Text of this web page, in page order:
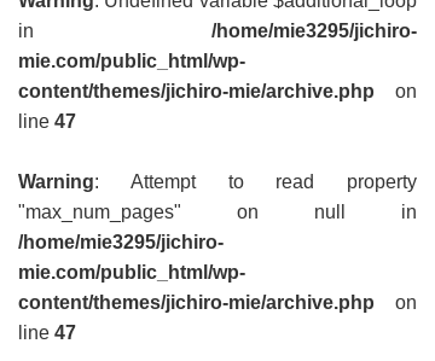
in /home/mie3295/jichiro-
mie.com/public_html/wp-
content/themes/jichiro-mie/archive.php on
line 47
Warning: Attempt to read property
"max_num_pages" on null in
/home/mie3295/jichiro-
mie.com/public_html/wp-
content/themes/jichiro-mie/archive.php on
line 47